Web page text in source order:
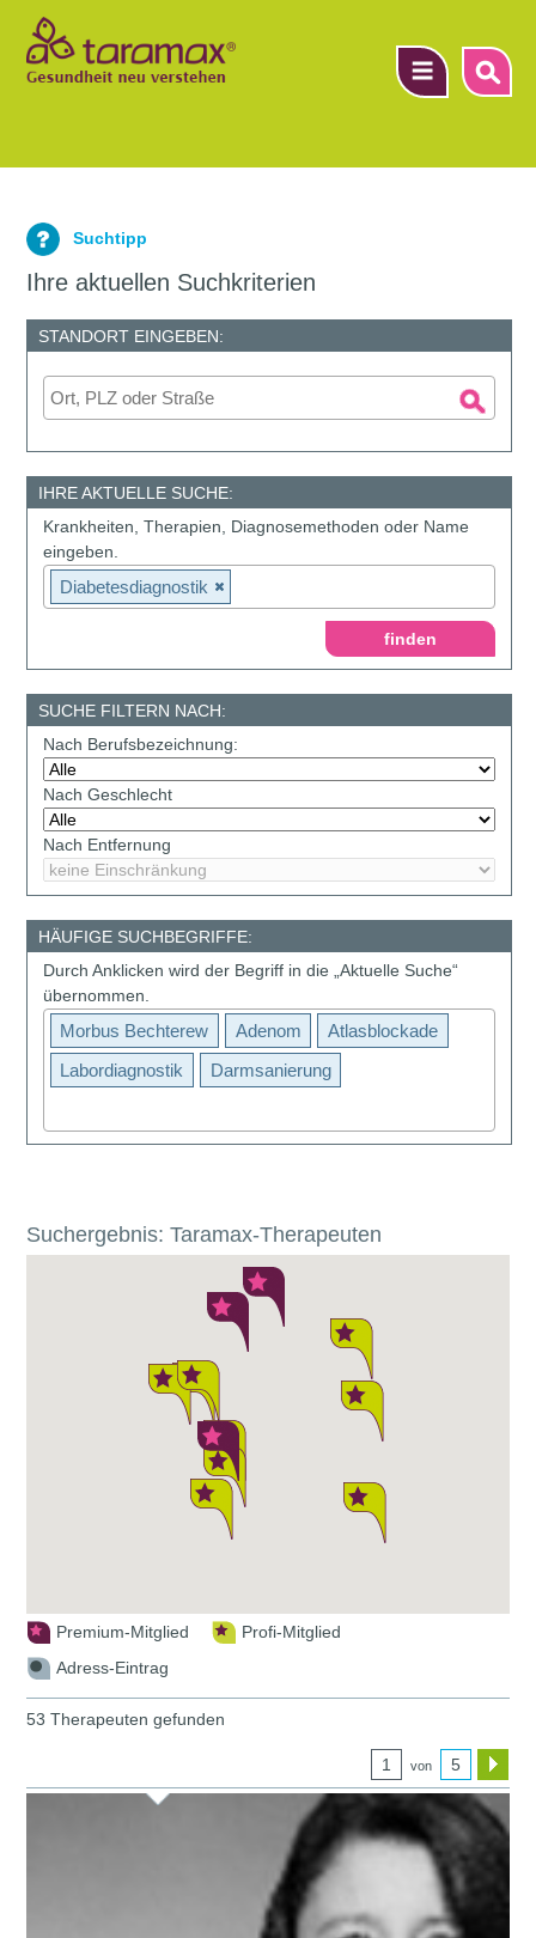
Suchtipp
Ihre aktuellen Suchkriterien
STANDORT EINGEBEN:
IHRE AKTUELLE SUCHE:
Krankheiten, Therapien, Diagnosemethoden oder Name
eingeben.
Diabetesdiagnostik
SUCHE FILTERN NACH:
Nach Berufsbezeichnung:
Nach Geschlecht
Nach Entfernung
HÄUFIGE SUCHBEGRIFFE:
Durch Anklicken wird der Begriff in die „Aktuelle Suche“
übernommen.
Morbus Bechterew Adenom
Atlasblockade
Labordiagnostik
Darmsanierung
Suchergebnis: Taramax-Therapeuten
Premium-Mitglied
Profi-Mitglied
Adress-Eintrag
53 Therapeuten gefunden
1 von 5